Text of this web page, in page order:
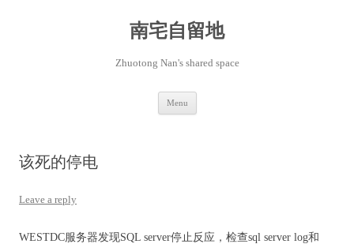
南宅自留地
Zhuotong Nan's shared space
Menu
该死的停电
Leave a reply
WESTDC服务器发现SQL server停止反应，检查sql server log和